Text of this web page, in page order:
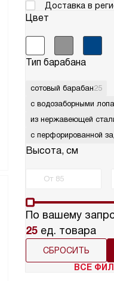
Доставка в
Цвет
Тип барабана
сотовый барабан25
с водозаборными
из нержавеющей
с перфорированной
Высота, см
По вашему
25 ед. товара
СБРОСИТЬ
ВСЕ